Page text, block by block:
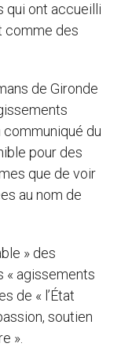
qui ont accueilli
comme des
de Gironde
communiqué du
pour des
que de voir
au nom de
» des
« agissements
de « l’État
soutien
».